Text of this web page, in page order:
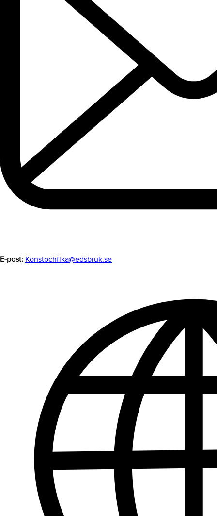
E-post: Konstochfika@edsbruk.se